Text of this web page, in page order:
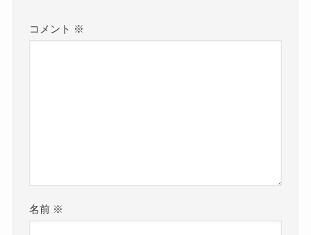
コメント ※
名前 ※